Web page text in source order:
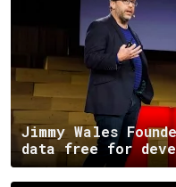
Jimmy Wales
data free for